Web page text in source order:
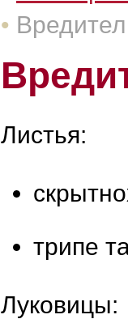
•
Листья:
трипе
Луковицы: